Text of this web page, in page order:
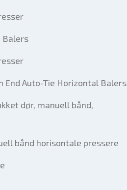
Balers
End Auto-Tie Horizontal Balers
dør, manuell bånd,
bånd horisontale pressere